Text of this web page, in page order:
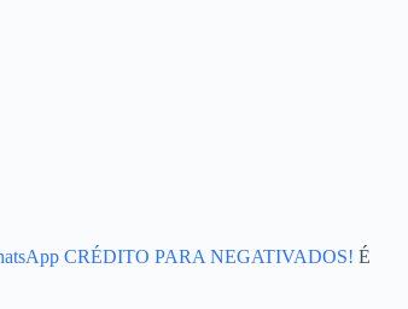
CRÉDITO PARA NEGATIVADOS! É